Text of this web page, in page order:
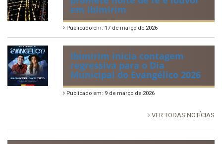
em Ibimirim
Publicado em: 17 de março de 2026
Ibimirim inicia contagem
regressiva para o Dia
Municipal do Evangélico 2026
Publicado em: 9 de março de 2026
VER TODAS NOTÍCIAS